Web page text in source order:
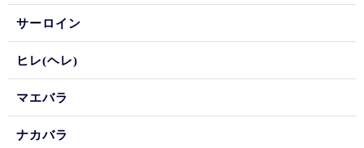
サーロイン
ヒレ(ヘレ)
マエバラ
ナカバラ